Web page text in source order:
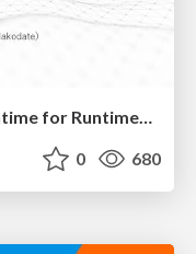
0 680